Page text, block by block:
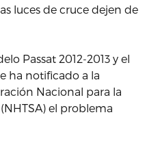
luces de cruce dejen de
Passat 2012-2013 y el
ha notificado a la
Nacional para la
el problema